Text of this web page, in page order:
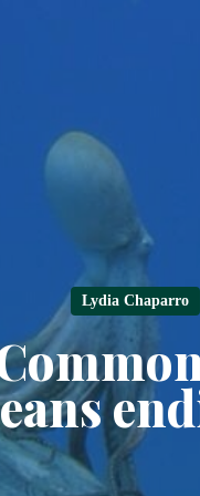
Lydia Chaparro